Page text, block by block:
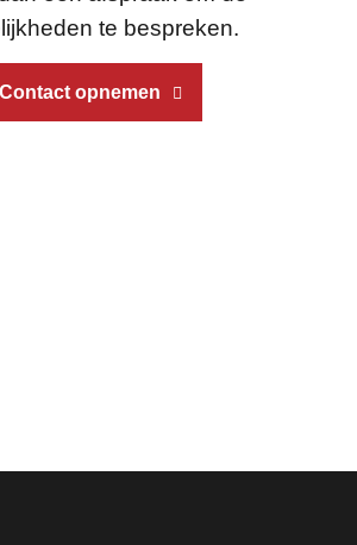
te bespreken.
Contact opnemen